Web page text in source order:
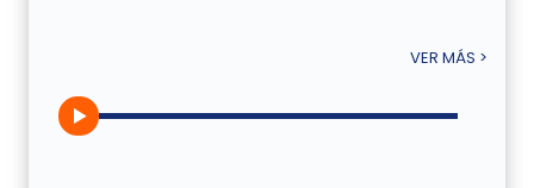
VER MÁS >